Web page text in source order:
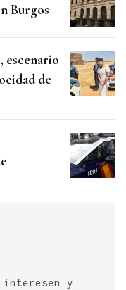
Burgos
escenario
de
interesen y